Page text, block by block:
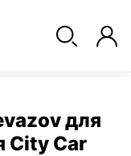
для
City Car